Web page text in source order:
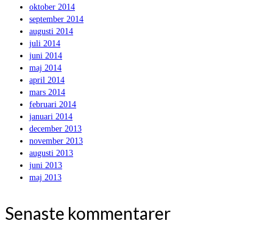
oktober 2014
september 2014
augusti 2014
juli 2014
juni 2014
maj 2014
april 2014
mars 2014
februari 2014
januari 2014
december 2013
november 2013
augusti 2013
juni 2013
maj 2013
Senaste kommentarer